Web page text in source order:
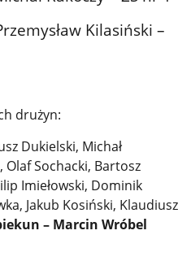
Kilasiński –
drużyn:
Dukielski, Michał
Olaf Sochacki, Bartosz
Imiełowski, Dominik
Jakub Kosiński, Klaudiusz
– Marcin Wróbel